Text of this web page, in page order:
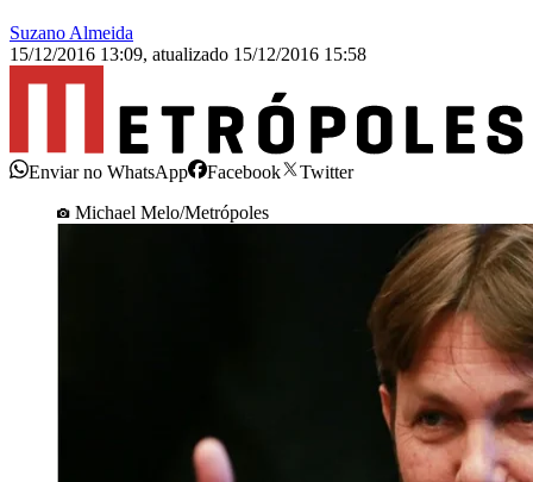
Suzano Almeida
15/12/2016 13:09, atualizado 15/12/2016 15:58
Enviar no WhatsApp Facebook
Twitter
Michael Melo/Metrópoles